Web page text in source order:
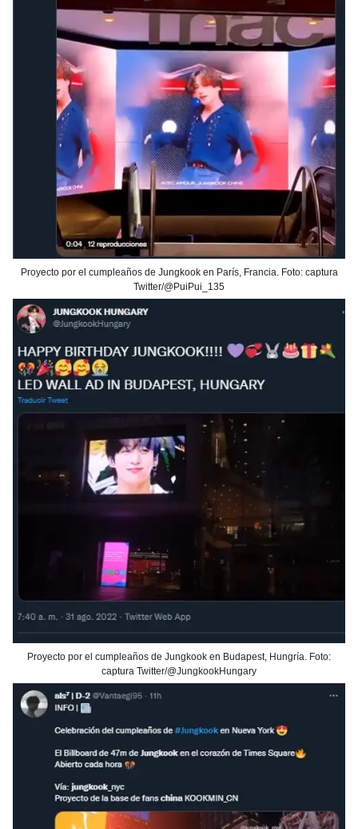
Proyecto por el cumpleaños de Jungkook en París, Francia. Foto: captura
Twitter/@PuiPui_135
Proyecto por el cumpleaños de Jungkook en Budapest, Hungría. Foto:
captura Twitter/@JungkookHungary